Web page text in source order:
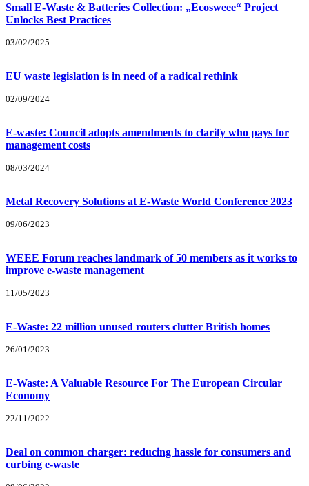
Small E-Waste & Batteries Collection: „Ecosweee“ Project
Unlocks Best Practices
03/02/2025
EU waste legislation is in need of a radical rethink
02/09/2024
E-waste: Council adopts amendments to clarify who pays for
management costs
08/03/2024
Metal Recovery Solutions at E-Waste World Conference 2023
09/06/2023
WEEE Forum reaches landmark of 50 members as it works to
improve e-waste management
11/05/2023
E-Waste: 22 million unused routers clutter British homes
26/01/2023
E-Waste: A Valuable Resource For The European Circular
Economy
22/11/2022
Deal on common charger: reducing hassle for consumers and
curbing e-waste